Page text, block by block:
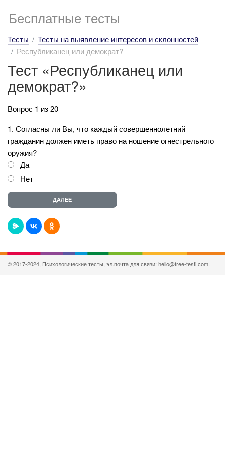
Бесплатные тесты
Тесты
Тесты на выявление интересов и склонностей
Республиканец или демократ?
Тест «Республиканец или
демократ?»
Вопрос 1 из 20
1. Согласны ли Вы, что каждый совершеннолетний
гражданин должен иметь право на ношение огнестрельного
оружия?
Да
Нет
© 2017-2024, Психологические тесты, эл.почта для связи: hello@free-testi.com.